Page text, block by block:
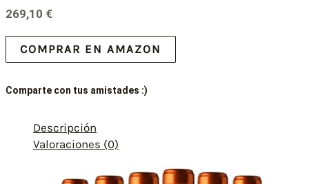
269,10 €
COMPRAR EN AMAZON
Comparte con tus amistades :)
Descripción
Valoraciones (0)